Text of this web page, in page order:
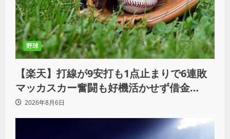
野球
【楽天】打線が9安打も1点止まりで6連敗
マッカスカー奮闘も好機活かせず借金
「22」
2026年8月6日